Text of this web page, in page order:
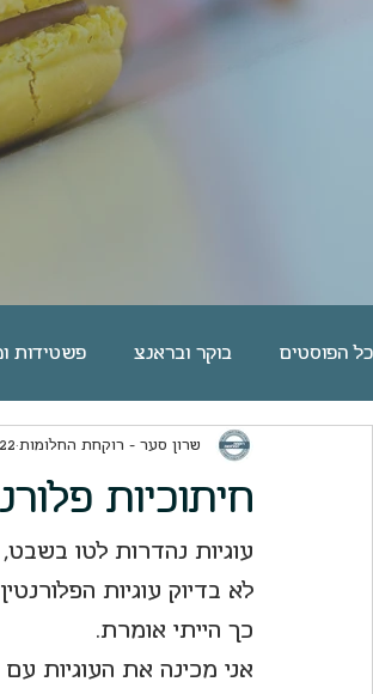
כל הפוסטים בוקר ובראנצ פשטידות
פסטה אורז דגנים קטניות שוקולד
פאי וטארט מאפינס ועוגות בחושות
לחיות את פורטו
חיתוכיות
שרון סער - רוקחת החלומות 22 בינו׳ 2023
עוגיות נהדרות לטו
לא בדיוק עוגיות
כך הייתי אומרת.
אני מכינה את העוגיות